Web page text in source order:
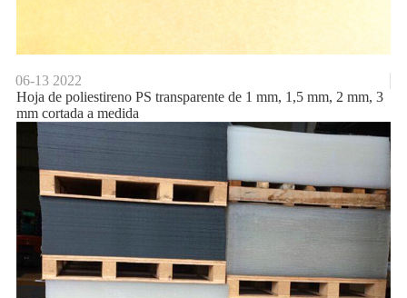
06-13 2022
Hoja de poliestireno PS transparente de 1 mm, 1,5 mm, 2 mm, 3
mm cortada a medida